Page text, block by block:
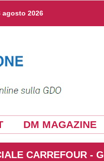
agosto 2026
DM MAGAZINE
CARREFOUR -